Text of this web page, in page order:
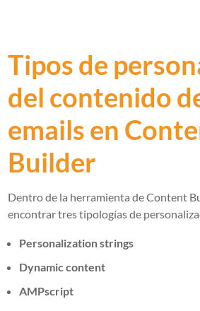
Tipos de
del contenido
emails en
Builder
Dentro de la herramienta de Content
encontrar tres tipologías de
Personalization strings
Dynamic content
AMPscript